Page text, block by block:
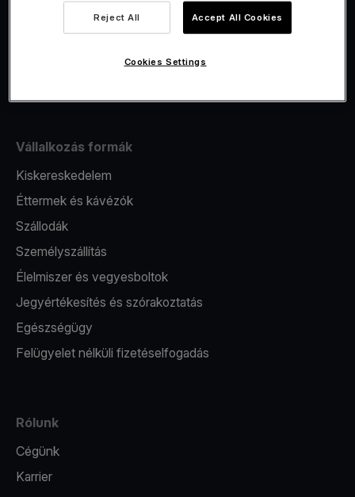
Vállalkozás formák
Kiskereskedelem
Éttermek és kávézók
Szállodák
Személyszállítás
Élelmiszer és vegyesboltok
Jegyértékesítés és szórakoztatás
Egészségügy
Felügyelet nélküli fizetéselfogadás
Rólunk
Cégünk
Karrier
Reject All Accept All Cookies
Cookies Settings